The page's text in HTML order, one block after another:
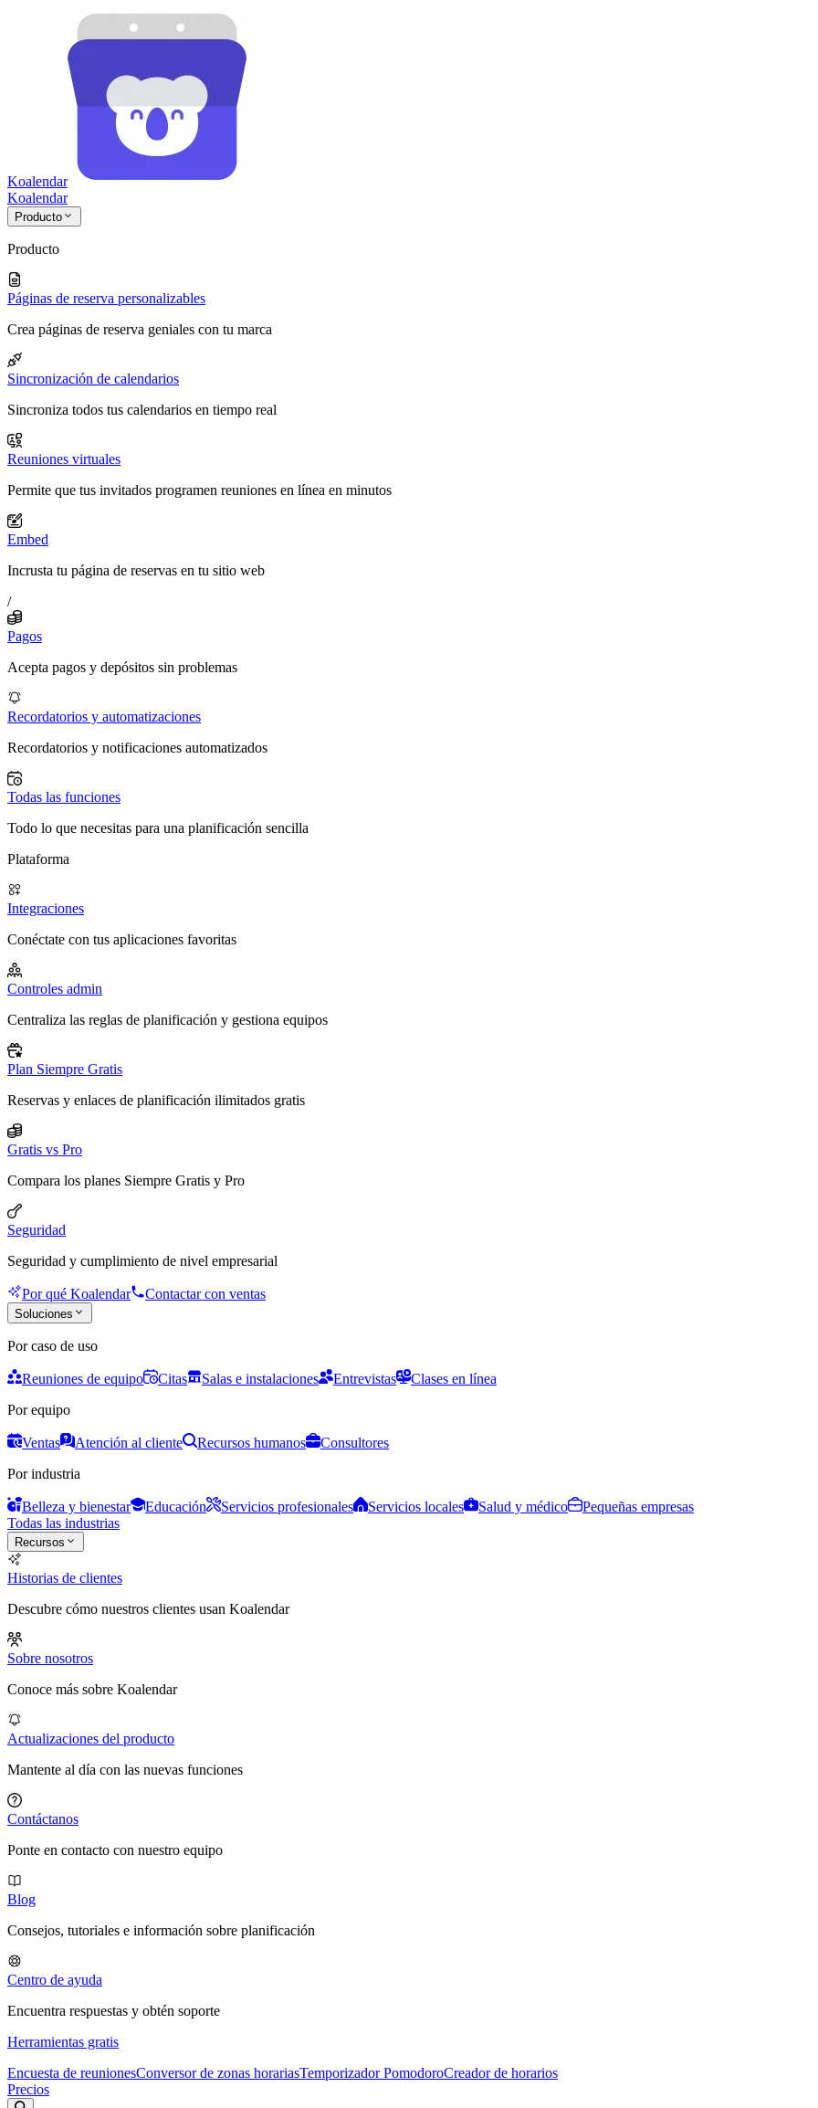
Koalendar
Koalendar
Producto
Producto
Páginas de reserva personalizables
Crea páginas de reserva geniales con tu marca
Sincronización de calendarios
Sincroniza todos tus calendarios en tiempo real
Reuniones virtuales
Permite que tus invitados programen reuniones en línea en minutos
Embed
Incrusta tu página de reservas en tu sitio web
/
Pagos
Acepta pagos y depósitos sin problemas
Recordatorios y automatizaciones
Recordatorios y notificaciones automatizados
Todas las funciones
Todo lo que necesitas para una planificación sencilla
Plataforma
Integraciones
Conéctate con tus aplicaciones favoritas
Controles admin
Centraliza las reglas de planificación y gestiona equipos
Plan Siempre Gratis
Reservas y enlaces de planificación ilimitados gratis
Gratis vs Pro
Compara los planes Siempre Gratis y Pro
Seguridad
Seguridad y cumplimiento de nivel empresarial
Por qué Koalendar Contactar con ventas
Soluciones
Por caso de uso
Reuniones de equipo Citas Salas e instalaciones Entrevistas
Clases en línea
Por equipo
Ventas Atención al cliente Recursos humanos
Consultores
Por industria
Belleza y bienestar Educación Servicios profesionales Servicios locales Salud y médico
Pequeñas empresas
Todas las industrias
Recursos
Historias de clientes
Descubre cómo nuestros clientes usan Koalendar
Sobre nosotros
Conoce más sobre Koalendar
Actualizaciones del producto
Mantente al día con las nuevas funciones
Contáctanos
Ponte en contacto con nuestro equipo
Blog
Consejos, tutoriales e información sobre planificación
Centro de ayuda
Encuentra respuestas y obtén soporte
Herramientas gratis
Encuesta de reunionesConversor de zonas horariasTemporizador PomodoroCreador de horarios
Precios